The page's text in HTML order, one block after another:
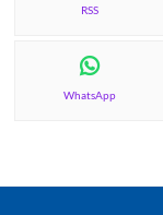
RSS
WhatsApp